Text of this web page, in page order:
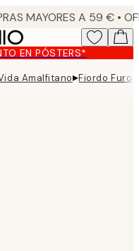
EN PÓSTERS*
Amalfitano▸Fiordo